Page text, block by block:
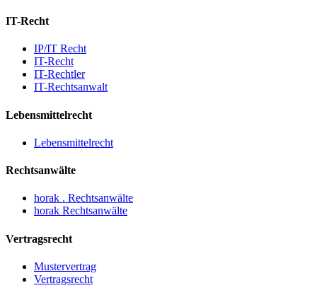
IT-Recht
IP/IT Recht
IT-Recht
IT-Rechtler
IT-Rechtsanwalt
Lebensmittelrecht
Lebensmittelrecht
Rechtsanwälte
horak . Rechtsanwälte
horak Rechtsanwälte
Vertragsrecht
Mustervertrag
Vertragsrecht